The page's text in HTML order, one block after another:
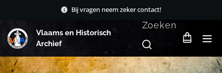
Bij vragen neem zeker contact!
Vlaams en Historisch
Archief
Zoeken